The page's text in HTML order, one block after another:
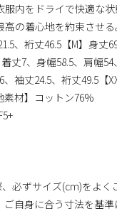
内をドライで快適な
の着心地を約束させ
、裄丈46.5【M】身丈
丈7、身幅58.5、肩幅
袖丈24.5、裄丈49.5【
素材】コットン76%
、必ずサイズ(cm)をよ
ご自身に合う寸法を基